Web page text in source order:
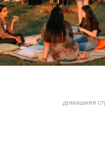
домашняя